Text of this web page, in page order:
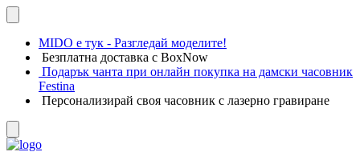
MIDO е тук - Разгледай моделите!
Безплатна доставка с BoxNow
Подарък чанта при онлайн покупка на дамски часовник
Festina
Персонализирай своя часовник с лазерно гравиране